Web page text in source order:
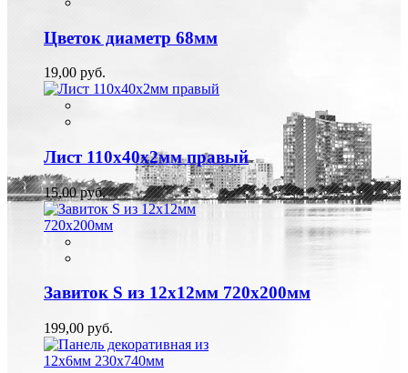
Цветок диаметр 68мм
19,00 руб.
Лист 110х40х2мм правый
15,00 руб.
Завиток S из 12х12мм 720х200мм
199,00 руб.